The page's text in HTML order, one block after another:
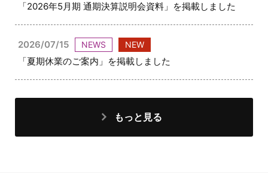
「2026年5月期 通期決算説明会資料」を掲載しました
2026/07/15 NEWS NEW
「夏期休業のご案内」を掲載しました
もっと見る